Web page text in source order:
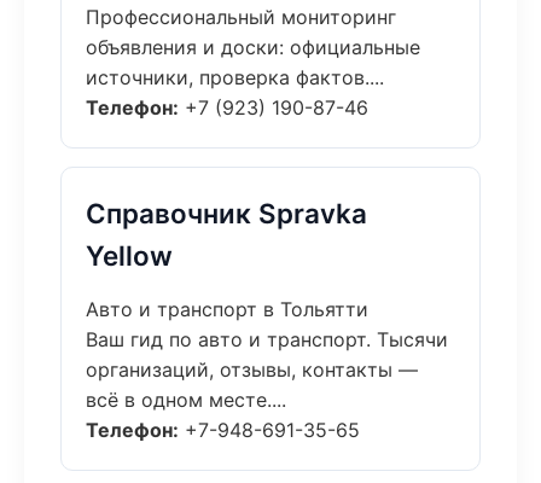
Профессиональный мониторинг
объявления и доски: официальные
источники, проверка фактов....
Телефон: +7 (923) 190-87-46
Справочник Spravka
Yellow
Авто и транспорт в Тольятти
Ваш гид по авто и транспорт. Тысячи
организаций, отзывы, контакты —
всё в одном месте....
Телефон: +7-948-691-35-65